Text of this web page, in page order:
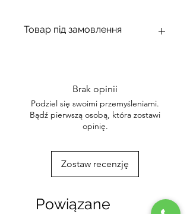
Товар під замовлення
Brak opinii
Podziel się swoimi przemyśleniami.
Bądź pierwszą osobą, która zostawi
opinię.
Zostaw recenzję
Powiązane